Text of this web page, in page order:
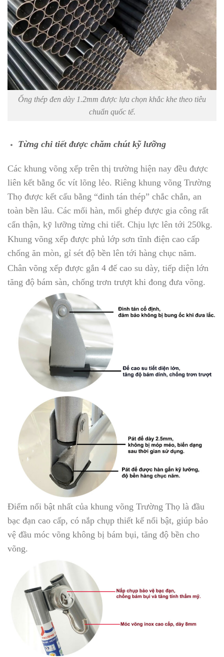
Ống thép đen dày 1.2mm được lựa chọn khắc khe theo tiêu
chuẩn quốc tế.
Từng chi tiết được chăm chút kỹ lưỡng
Các khung võng xếp trên thị trường hiện nay đều được
liên kết bằng ốc vít lõng lẻo. Riêng khung võng Trường
Thọ được kết cấu bằng “đinh tán thép” chắc chắn, an
toàn bền lâu. Các mối hàn, mối ghép được gia công rất
cẩn thận, kỹ lưỡng từng chi tiết. Chịu lực lên tới 250kg.
Khung võng xếp được phủ lớp sơn tĩnh điện cao cấp
chống ăn mòn, gỉ sét độ bền lên tới hàng chục năm.
Chân võng xếp được gắn 4 đế cao su dày, tiếp diện lớn
tăng độ bám sàn, chống trơn trượt khi đong đưa võng.
Điểm nổi bật nhất của khung võng Trường Thọ là đầu
bạc đạn cao cấp, có nắp chụp thiết kế nổi bật, giúp bảo
vệ đầu móc võng không bị bám bụi, tăng độ bền cho
võng.